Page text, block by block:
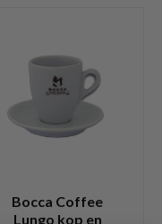
Bocca Coffee
Lungo kop en